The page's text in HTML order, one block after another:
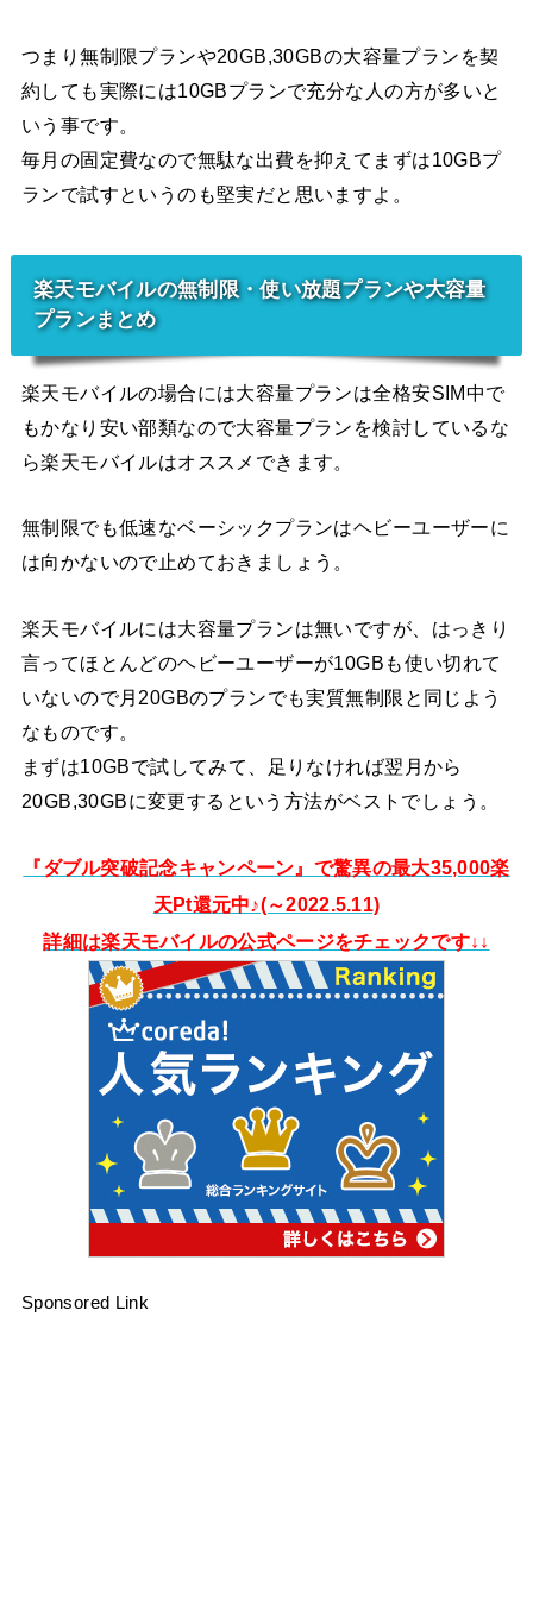
つまり無制限プランや20GB,30GBの大容量プランを契
約しても実際には10GBプランで充分な人の方が多いと
いう事です。
毎月の固定費なので無駄な出費を抑えてまずは10GBプ
ランで試すというのも堅実だと思いますよ。
楽天モバイルの無制限・使い放題プランや大容量
プランまとめ
楽天モバイルの場合には大容量プランは全格安SIM中で
もかなり安い部類なので大容量プランを検討しているな
ら楽天モバイルはオススメできます。
無制限でも低速なベーシックプランはヘビーユーザーに
は向かないので止めておきましょう。
楽天モバイルには大容量プランは無いですが、はっきり
言ってほとんどのヘビーユーザーが10GBも使い切れて
いないので月20GBのプランでも実質無制限と同じよう
なものです。
まずは10GBで試してみて、足りなければ翌月から
20GB,30GBに変更するという方法がベストでしょう。
『ダブル突破記念キャンペーン』で驚異の最大35,000楽
天Pt還元中♪(～2022.5.11)
詳細は楽天モバイルの公式ページをチェックです↓↓
Sponsored Link